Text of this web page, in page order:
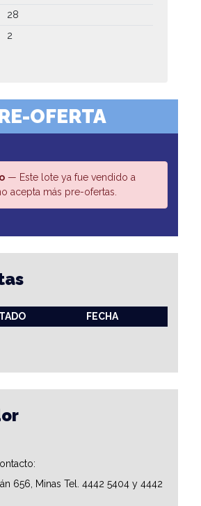
28
2
OFERTA
— Este lote ya fue vendido a
acepta más pre-ofertas.
FECHA
656, Minas Tel. 4442 5404 y 4442